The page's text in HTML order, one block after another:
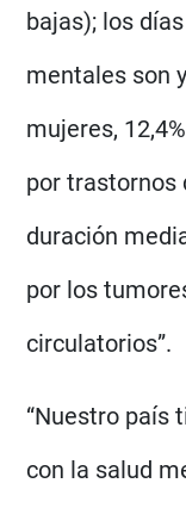
bajas); los
mentales son
mujeres,
por trastornos
duración
por los
circulatorios”.
“Nuestro país
con la salud